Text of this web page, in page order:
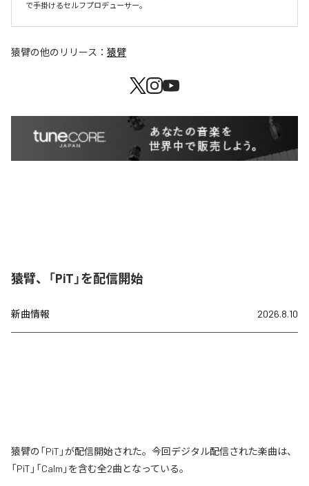
で手掛けるセルフプロデューサー。
猿臂の他のリリース： 猿臂
猿臂、「PiT」を配信開始
新曲情報 2026.8.10
猿臂の「PiT」が配信開始された。今回デジタル配信された楽曲は、
「PiT」「Calm」を含む全2曲となっている。